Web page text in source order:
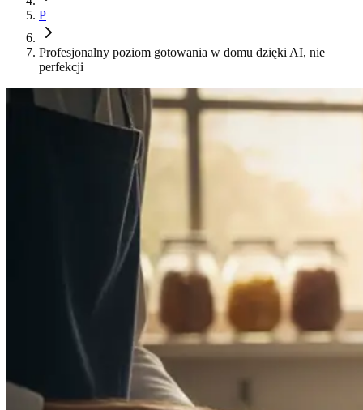
P
Profesjonalny poziom gotowania w domu dzięki AI, nie
perfekcji